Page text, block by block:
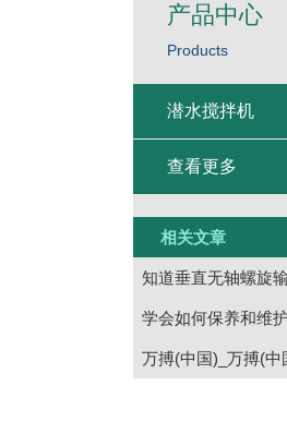
产品中心
Products
潜水搅拌机
查看更多
相关文章
学会如何保养和维